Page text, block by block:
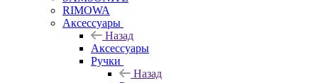
RIMOWA
Аксессуары
Назад
Аксессуары
Ручки
Назад